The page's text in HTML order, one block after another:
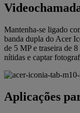
Mantenha-se ligado
banda dupla do Acer
de 5 MP e traseira de
nítidas e captar
Aplicações